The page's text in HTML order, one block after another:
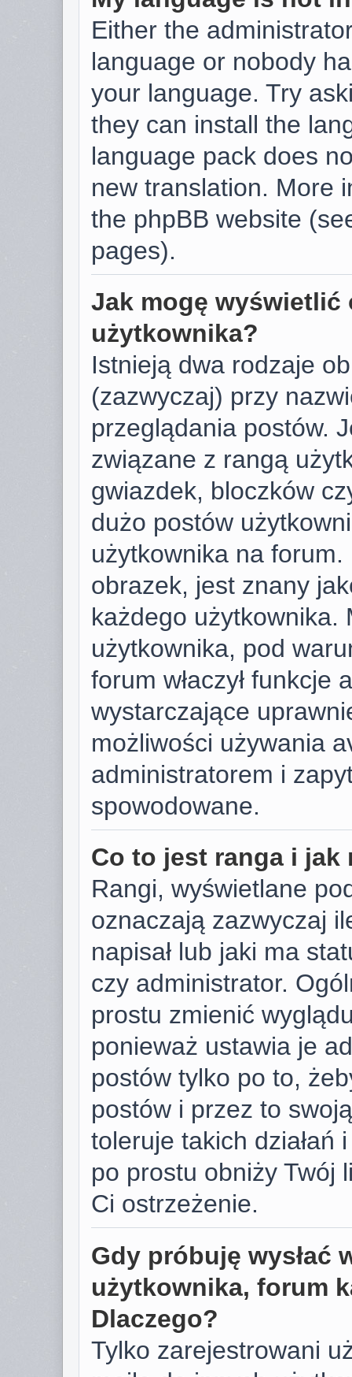
Either the
language or nobody
your language. Try
they can install the
language pack does
new translation. More
the phpBB website
pages).
Jak mogę wyświetlić
użytkownika?
Istnieją dwa rodzaje
(zazwyczaj) przy
przeglądania postów.
związane z rangą
gwiazdek, bloczków
dużo postów
użytkownika na
obrazek, jest znany
każdego użytkownika.
użytkownika, pod
forum właczył funkcje
wystarczające
możliwości używania
administratorem i
spowodowane.
Co to jest ranga i jak
Rangi, wyświetlane
oznaczają zazwyczaj
napisał lub jaki ma
czy administrator.
prostu zmienić
ponieważ ustawia je
postów tylko po to,
postów i przez to
toleruje takich działań
po prostu obniży Twój
Ci ostrzeżenie.
Gdy próbuję wysłać
użytkownika, forum
Dlaczego?
Tylko zarejestrowani